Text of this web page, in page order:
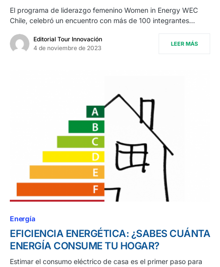
El programa de liderazgo femenino Women in Energy WEC
Chile, celebró un encuentro con más de 100 integrantes…
Editorial Tour Innovación
4 de noviembre de 2023
LEER MÁS
Energía
EFICIENCIA ENERGÉTICA: ¿SABES CUÁNTA
ENERGÍA CONSUME TU HOGAR?
Estimar el consumo eléctrico de casa es el primer paso para